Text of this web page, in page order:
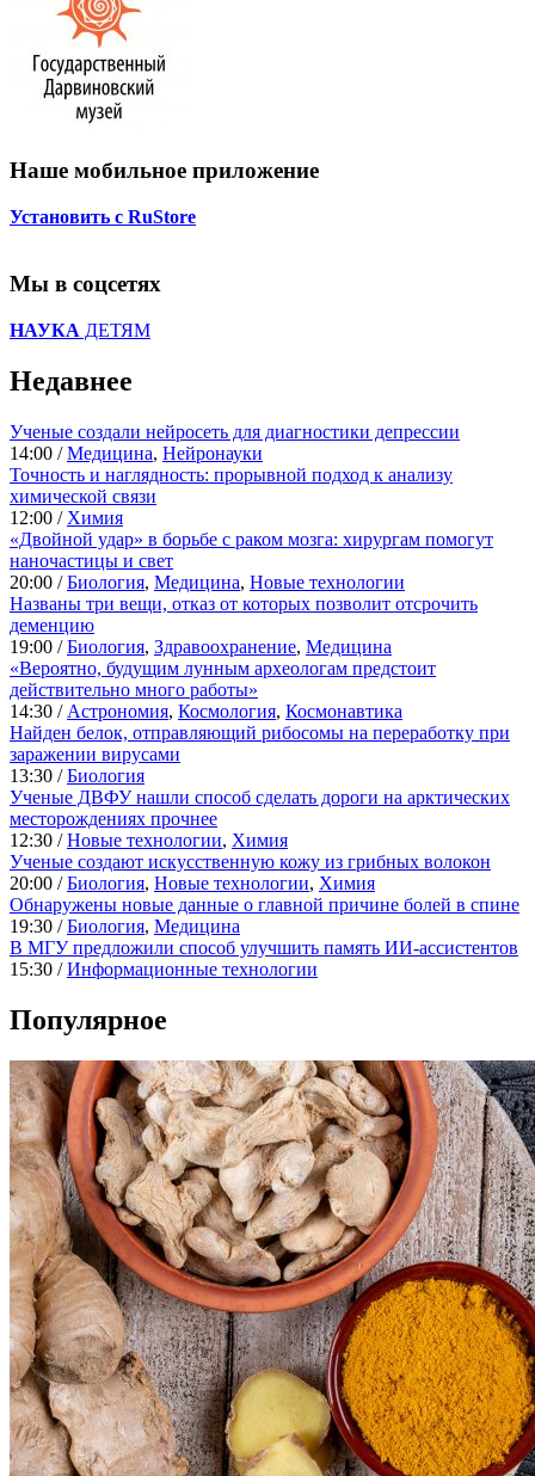
Наше мобильное приложение
Установить с RuStore
Мы в соцсетях
НАУКА ДЕТЯМ
Недавнее
Ученые создали нейросеть для диагностики депрессии
14:00 /Медицина, Нейронауки
Точность и наглядность: прорывной подход к анализу
химической связи
12:00 / Химия
«Двойной удар» в борьбе с раком мозга: хирургам помогут
наночастицы и свет
20:00 /Биология, Медицина, Новые технологии
Названы три вещи, отказ от которых позволит отсрочить
деменцию
19:00 /Биология, Здравоохранение, Медицина
«Вероятно, будущим лунным археологам предстоит
действительно много работы»
14:30 / Астрономия, Космология, Космонавтика
Найден белок, отправляющий рибосомы на переработку при
заражении вирусами
13:30 /Биология
Ученые ДВФУ нашли способ сделать дороги на арктических
месторождениях прочнее
12:30 /Новые технологии, Химия
Ученые создают искусственную кожу из грибных волокон
20:00 /Биология, Новые технологии, Химия
Обнаружены новые данные о главной причине болей в спине
19:30 /Биология, Медицина
В МГУ предложили способ улучшить память ИИ-ассистентов
15:30 /Информационные технологии
Популярное